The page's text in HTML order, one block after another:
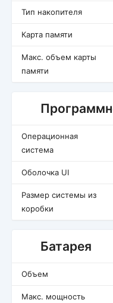
Тип накопителя
Карта памяти
Макс. объем карты
памяти
Операционная
система
Оболочка UI
Размер системы из
коробки
Батарея
Объем
Макс. мощность